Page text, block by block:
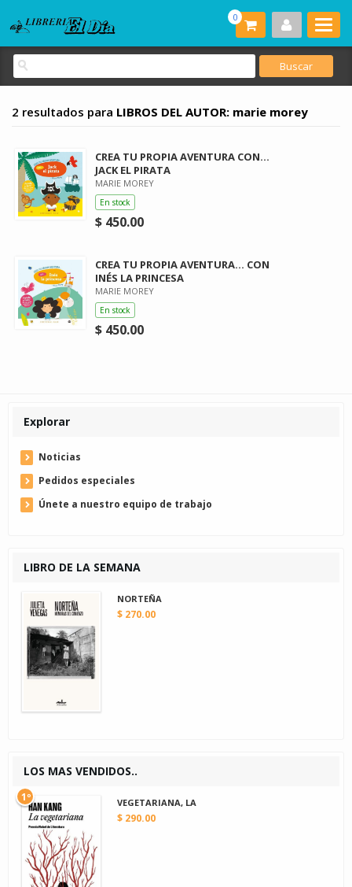
0
2 resultados para LIBROS DEL AUTOR: marie morey
CREA TU PROPIA AVENTURA CON...
JACK EL PIRATA
MARIE MOREY
En stock
$ 450.00
CREA TU PROPIA AVENTURA... CON
INÉS LA PRINCESA
MARIE MOREY
En stock
$ 450.00
Explorar
Noticias
Pedidos especiales
Únete a nuestro equipo de trabajo
LIBRO DE LA SEMANA
NORTEÑA
$ 270.00
LOS MAS VENDIDOS..
VEGETARIANA, LA
$ 290.00
1º